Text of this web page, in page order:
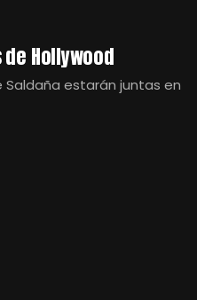
Hollywood
Saldaña estarán juntas en